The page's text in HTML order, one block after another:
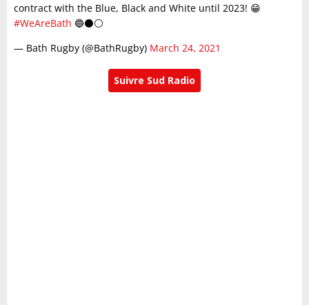
contract with the Blue, Black and White until 2023! 😁
#WeAreBath 🔵⚫️⚪️
— Bath Rugby (@BathRugby) March 24, 2021
Suivre Sud Radio